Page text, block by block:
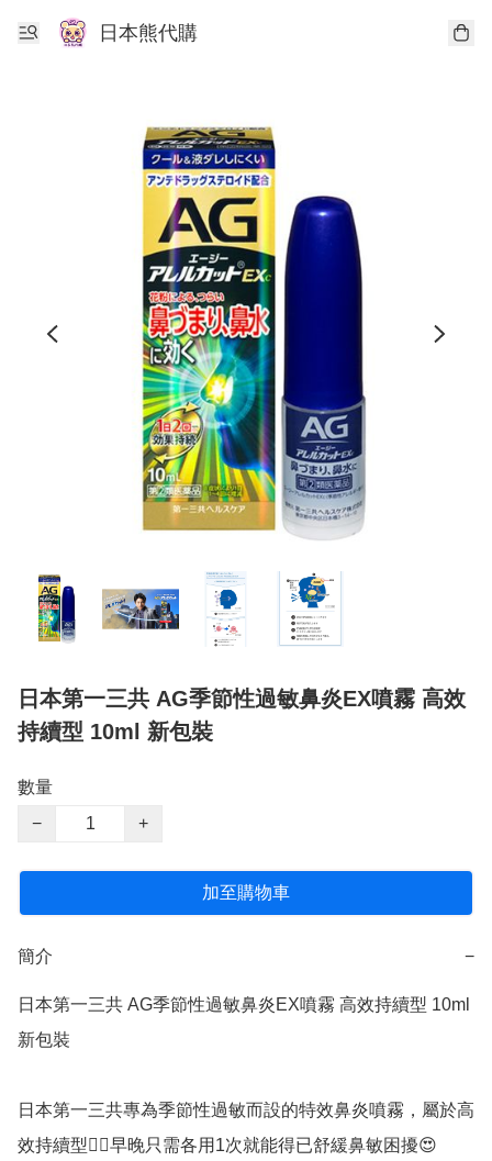
日本熊代購
日本第一三共 AG季節性過敏鼻炎EX噴霧 高效
持續型 10ml 新包裝
數量
−
+
加至購物車
簡介 −
日本第一三共 AG季節性過敏鼻炎EX噴霧 高效持續型 10ml
新包裝
日本第一三共專為季節性過敏而設的特效鼻炎噴霧，屬於高
效持續型👍🏻早晚只需各用1次就能得已舒緩鼻敏困擾😍